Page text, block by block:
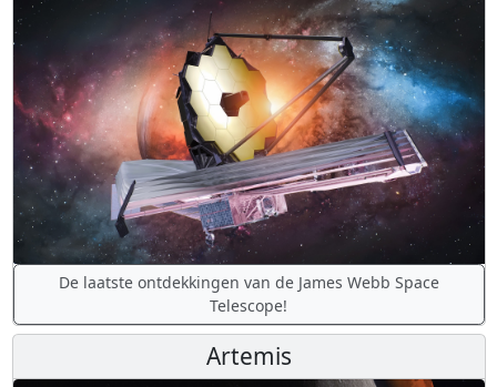
De laatste ontdekkingen van de James Webb Space
Telescope!
Artemis